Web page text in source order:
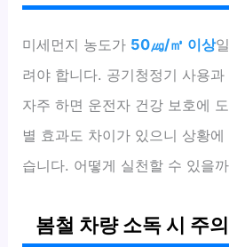
미세먼지 농도가 50㎍/㎥ 이상
려야 합니다. 공기청정기 사용
자주 하면 운전자 건강 보호에
별 효과도 차이가 있으니 상황
습니다. 어떻게 실천할 수 있을
봄철 차량 소독 시 주